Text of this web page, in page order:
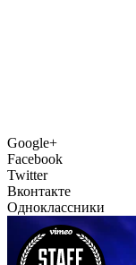
Google+
Facebook
Twitter
Вконтакте
Одноклассники